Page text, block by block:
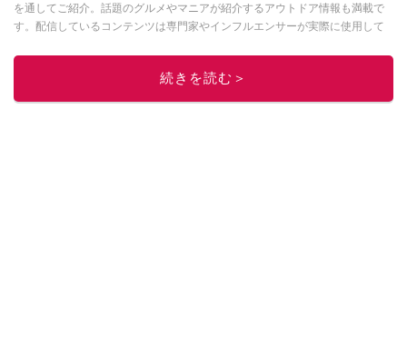
を通してご紹介。話題のグルメやマニアが紹介するアウトドア情報も満載で
す。配信しているコンテンツは専門家やインフルエンサーが実際に使用して
ニュースでフォロー
続きを読む＞